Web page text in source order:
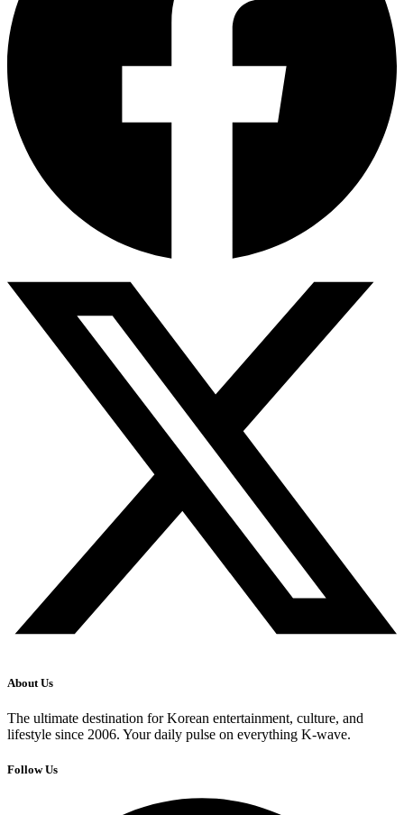
About Us
The ultimate destination for Korean entertainment, culture, and
lifestyle since 2006. Your daily pulse on everything K-wave.
Follow Us